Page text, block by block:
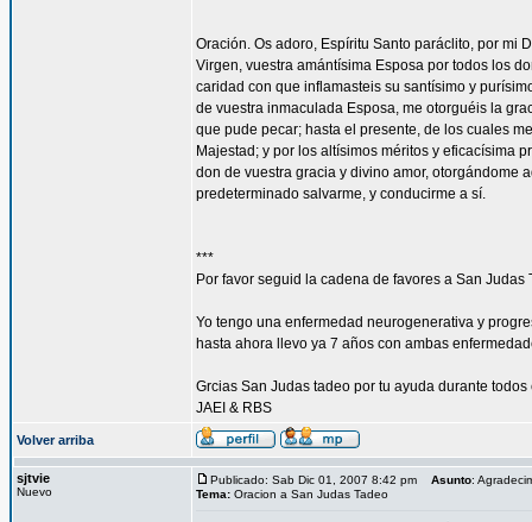
Oración. Os adoro, Espíritu Santo paráclito, por mi
Virgen, vuestra amántísima Esposa por todos los
caridad con que inflamasteis su santísimo y
de vuestra inmaculada Esposa, me otorguéis la
que pude pecar; hasta el presente, de los cuales
Majestad; y por los altísimos méritos y eficacísima
don de vuestra gracia y divino amor, otorgándome
predeterminado salvarme, y conducirme a sí.
***
Por favor seguid la cadena de favores a San
Yo tengo una enfermedad neurogenerativa y
hasta ahora llevo ya 7 años con ambas
Grcias San Judas tadeo por tu ayuda durante todos
JAEI & RBS
Volver arriba
sjtvie
Nuevo
Publicado: Sab Dic 01, 2007 8:42 pm Asunto:
Tema: Oracion a San Judas Tadeo